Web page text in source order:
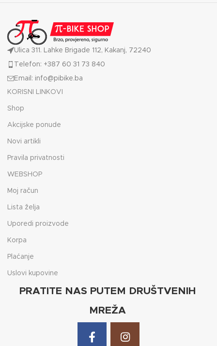
Ulica 311. Lahke Brigade 112, Kakanj, 72240
Telefon: +387 60 31 73 840
Email: info@pibike.ba
KORISNI LINKOVI
Shop
Akcijske ponude
Novi artikli
Pravila privatnosti
WEBSHOP
Moj račun
Lista želja
Uporedi proizvode
Korpa
Plaćanje
Uslovi kupovine
PRATITE NAS PUTEM DRUŠTVENIH
MREŽA